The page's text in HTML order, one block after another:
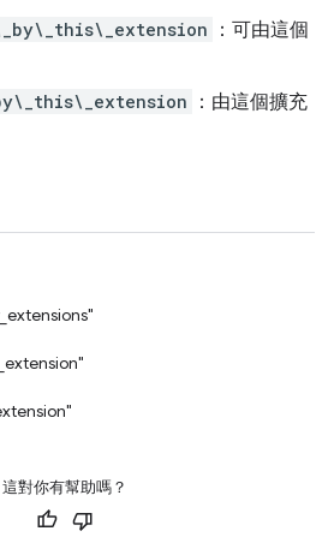
：可由這個
：由這個擴充
這對你有幫助嗎？